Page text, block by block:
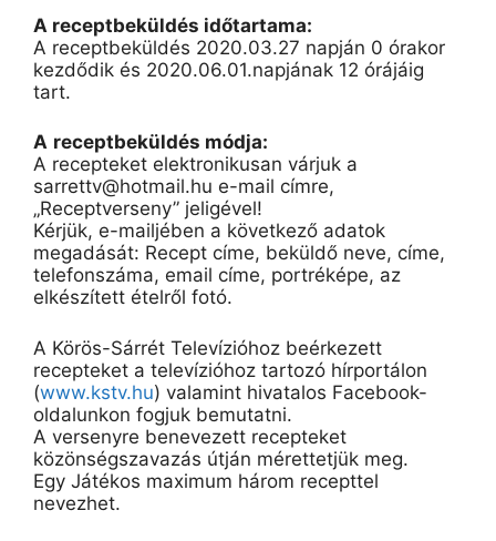
A receptbeküldés időtartama:
A receptbeküldés 2020.03.27 napján 0 órakor
kezdődik és 2020.06.01.napjának 12 órájáig
tart.
A receptbeküldés módja:
A recepteket elektronikusan várjuk a
sarrettv@hotmail.hu e-mail címre,
„Receptverseny” jeligével!
Kérjük, e-mailjében a következő adatok
megadását: Recept címe, beküldő neve, címe,
telefonszáma, email címe, portréképe, az
elkészített ételről fotó.
A Körös-Sárrét Televízióhoz beérkezett
recepteket a televízióhoz tartozó hírportálon
(www.kstv.hu) valamint hivatalos Facebook-
oldalunkon fogjuk bemutatni.
A versenyre benevezett recepteket
közönségszavazás útján mérettetjük meg.
Egy Játékos maximum három recepttel
nevezhet.